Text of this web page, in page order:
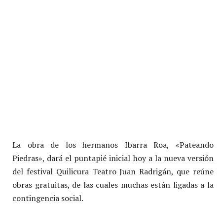
La obra de los hermanos Ibarra Roa, «Pateando
Piedras», dará el puntapié inicial hoy a la nueva versión
del festival Quilicura Teatro Juan Radrigán, que reúne
obras gratuitas, de las cuales muchas están ligadas a la
contingencia social.